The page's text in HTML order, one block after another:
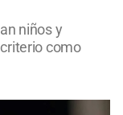
niños y
como